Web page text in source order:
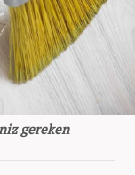
gereken